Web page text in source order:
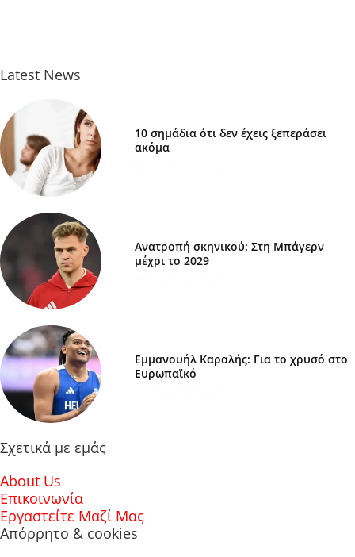
Latest News
10 σημάδια ότι δεν έχεις ξεπεράσει
ακόμα
Ανατροπή σκηνικού: Στη Μπάγερν
μέχρι το 2029
Εμμανουήλ Καραλής: Για το χρυσό στο
Ευρωπαϊκό
Σχετικά με εμάς
About Us
Επικοινωνία
Εργαστείτε Μαζί Μας
Απόρρητο & cookies